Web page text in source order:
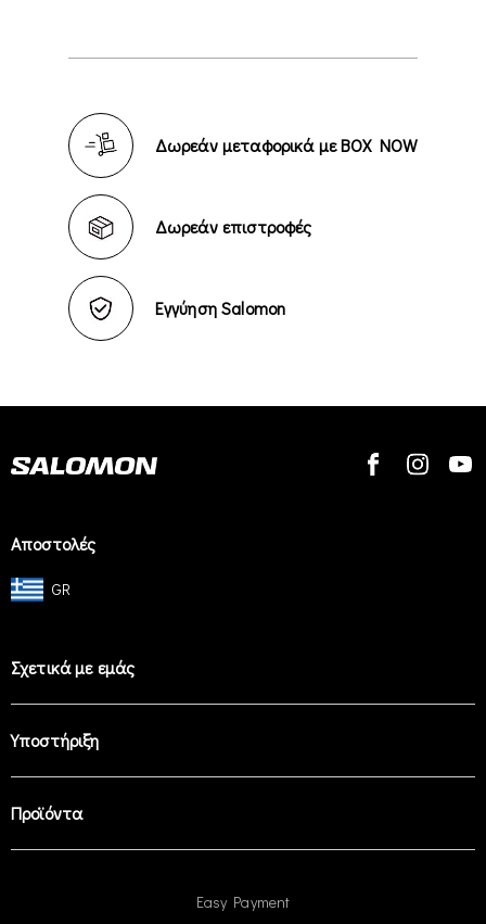
Δωρεάν μεταφορικά με BOX NOW
Δωρεάν επιστροφές
Εγγύηση Salomon
Αποστολές
GR
Σχετικά με εμάς
Υποστήριξη
Προϊόντα
Easy Payment